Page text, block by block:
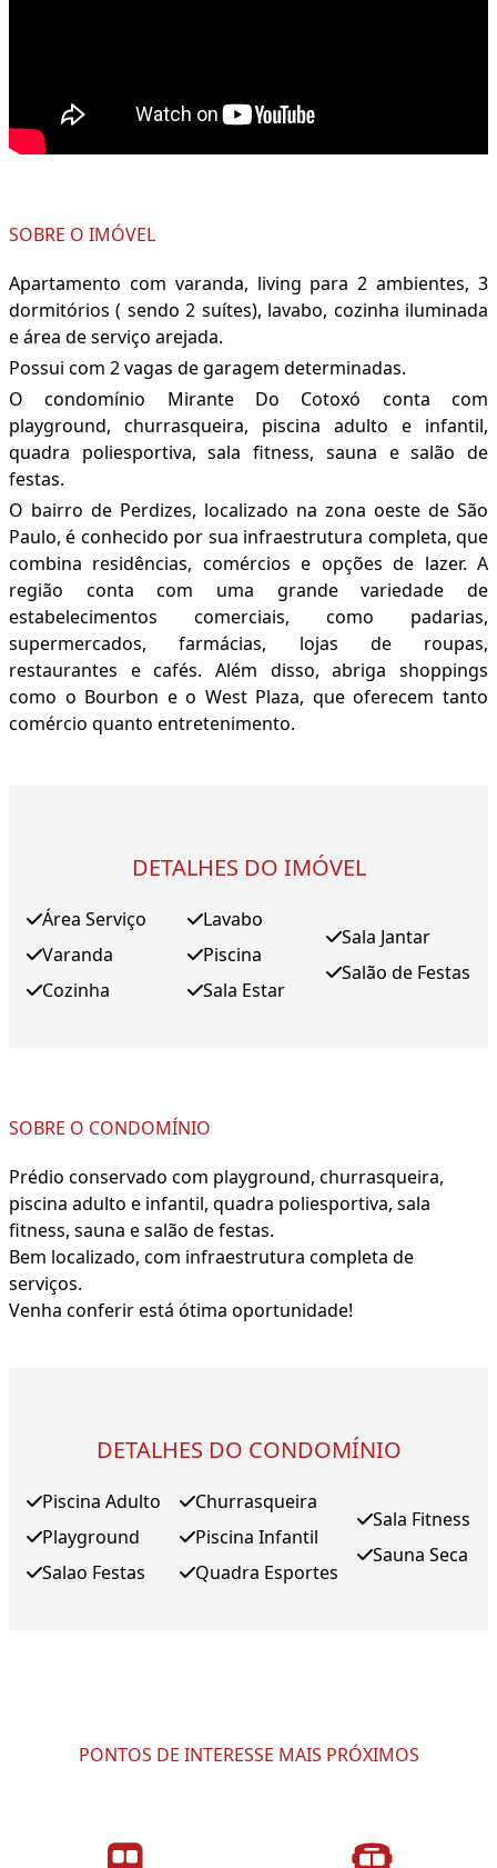
SOBRE O IMÓVEL
Apartamento com varanda, living para 2 ambientes, 3
dormitórios ( sendo 2 suítes), lavabo, cozinha iluminada
e área de serviço arejada.
Possui com 2 vagas de garagem determinadas.
O condomínio Mirante Do Cotoxó conta com
playground, churrasqueira, piscina adulto e infantil,
quadra poliesportiva, sala fitness, sauna e salão de
festas.
O bairro de Perdizes, localizado na zona oeste de São
Paulo, é conhecido por sua infraestrutura completa, que
combina residências, comércios e opções de lazer. A
região conta com uma grande variedade de
estabelecimentos comerciais, como padarias,
supermercados, farmácias, lojas de roupas,
restaurantes e cafés. Além disso, abriga shoppings
como o Bourbon e o West Plaza, que oferecem tanto
comércio quanto entretenimento.
DETALHES DO IMÓVEL
Área Serviço
Varanda
Cozinha
Lavabo
Piscina
Sala Estar
Sala Jantar
Salão de Festas
SOBRE O CONDOMÍNIO
Prédio conservado com playground, churrasqueira,
piscina adulto e infantil, quadra poliesportiva, sala
fitness, sauna e salão de festas.
Bem localizado, com infraestrutura completa de
serviços.
Venha conferir está ótima oportunidade!
DETALHES DO CONDOMÍNIO
Piscina Adulto
Playground
Salao Festas
Churrasqueira
Piscina Infantil
Quadra Esportes
Sala Fitness
Sauna Seca
PONTOS DE INTERESSE MAIS PRÓXIMOS